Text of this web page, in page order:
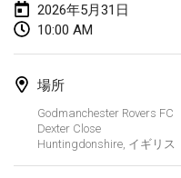
2026年5月31日
10:00 AM
場所
Godmanchester Rovers FC
Dexter Close
Huntingdonshire, イギリス
Tournoi de Mölkky
2026年1月31日
2026年2月
2026年2月1日|オー